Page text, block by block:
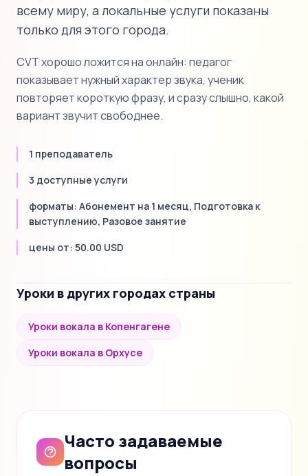
всему миру, а локальные услуги показаны
только для этого города.
CVT хорошо ложится на онлайн: педагог
показывает нужный характер звука, ученик
повторяет короткую фразу, и сразу слышно, какой
вариант звучит свободнее.
1 преподаватель
3 доступные услуги
форматы: Абонемент на 1 месяц, Подготовка к
выступлению, Разовое занятие
цены от: 50.00 USD
Уроки в других городах страны
Уроки вокала в Копенгагене
Уроки вокала в Орхусе
Часто задаваемые
вопросы